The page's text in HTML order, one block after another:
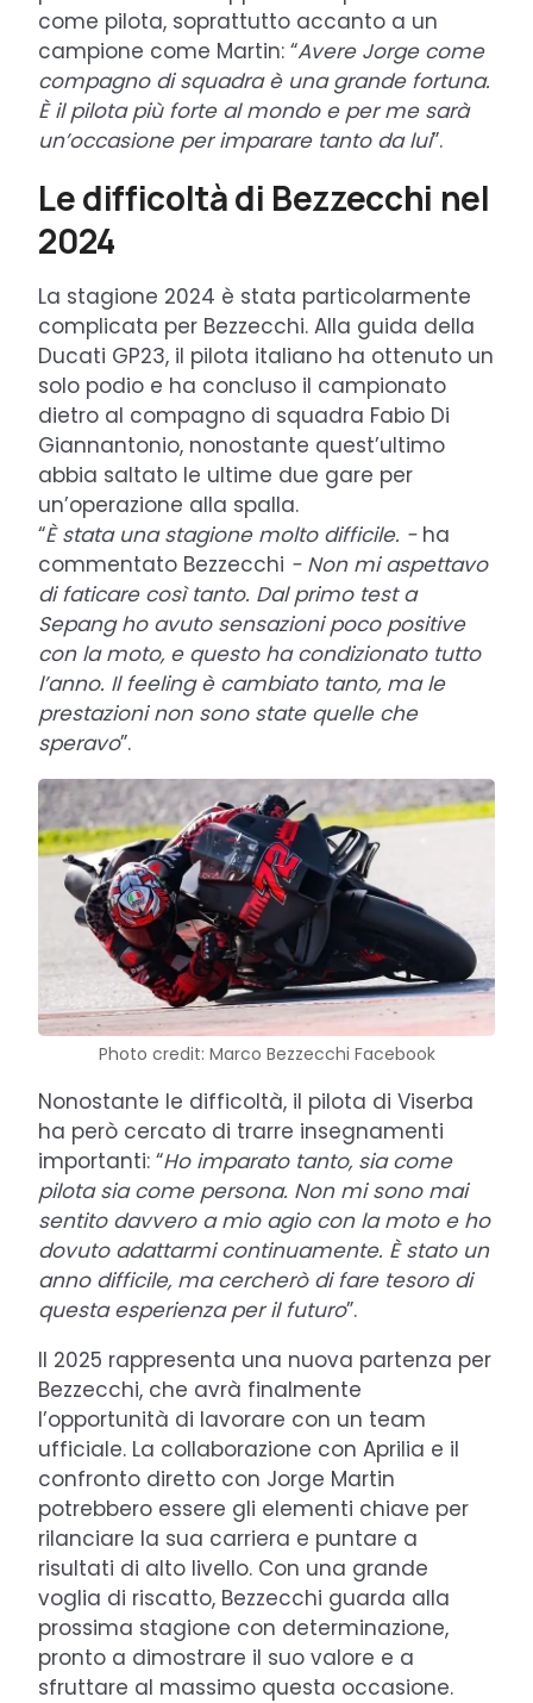
come pilota, soprattutto accanto a un
campione come Martin: “Avere Jorge come
compagno di squadra è una grande fortuna.
È il pilota più forte al mondo e per me sarà
un’occasione per imparare tanto da lui”.
Le difficoltà di Bezzecchi nel
2024
La stagione 2024 è stata particolarmente
complicata per Bezzecchi. Alla guida della
Ducati GP23, il pilota italiano ha ottenuto un
solo podio e ha concluso il campionato
dietro al compagno di squadra Fabio Di
Giannantonio, nonostante quest’ultimo
abbia saltato le ultime due gare per
un’operazione alla spalla.
“È stata una stagione molto difficile. - ha
commentato Bezzecchi - Non mi aspettavo
di faticare così tanto. Dal primo test a
Sepang ho avuto sensazioni poco positive
con la moto, e questo ha condizionato tutto
l’anno. Il feeling è cambiato tanto, ma le
prestazioni non sono state quelle che
speravo”.
Photo credit: Marco Bezzecchi Facebook
Nonostante le difficoltà, il pilota di Viserba
ha però cercato di trarre insegnamenti
importanti: “Ho imparato tanto, sia come
pilota sia come persona. Non mi sono mai
sentito davvero a mio agio con la moto e ho
dovuto adattarmi continuamente. È stato un
anno difficile, ma cercherò di fare tesoro di
questa esperienza per il futuro”.
Il 2025 rappresenta una nuova partenza per
Bezzecchi, che avrà finalmente
l’opportunità di lavorare con un team
ufficiale. La collaborazione con Aprilia e il
confronto diretto con Jorge Martin
potrebbero essere gli elementi chiave per
rilanciare la sua carriera e puntare a
risultati di alto livello. Con una grande
voglia di riscatto, Bezzecchi guarda alla
prossima stagione con determinazione,
pronto a dimostrare il suo valore e a
sfruttare al massimo questa occasione.